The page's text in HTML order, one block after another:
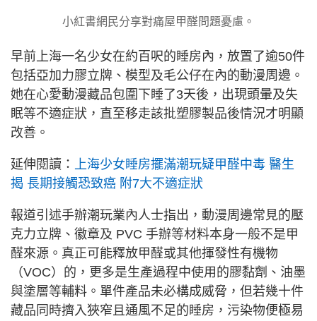
小紅書網民分享對痛屋甲醛問題憂慮。
早前上海一名少女在約百呎的睡房內，放置了逾50件
包括亞加力膠立牌、模型及毛公仔在內的動漫周邊。
她在心愛動漫藏品包圍下睡了3天後，出現頭暈及失
眠等不適症狀，直至移走該批塑膠製品後情況才明顯
改善。
延伸閱讀：
上海少女睡房擺滿潮玩疑甲醛中毒 醫生
揭 長期接觸恐致癌 附7大不適症狀
報道引述手辦潮玩業內人士指出，動漫周邊常見的壓
克力立牌、徽章及 PVC 手辦等材料本身一般不是甲
醛來源。真正可能釋放甲醛或其他揮發性有機物
（VOC）的，更多是生產過程中使用的膠黏劑、油墨
與塗層等輔料。單件產品未必構成威脅，但若幾十件
藏品同時擠入狹窄且通風不足的睡房，污染物便極易